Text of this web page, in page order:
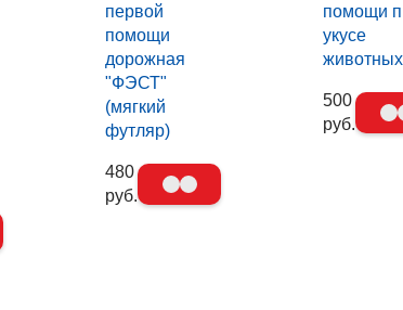
первой
помощи
дорожная
"ФЭСТ"
(мягкий
футляр)
480
руб.
помощи
укусе
животных
500
руб.